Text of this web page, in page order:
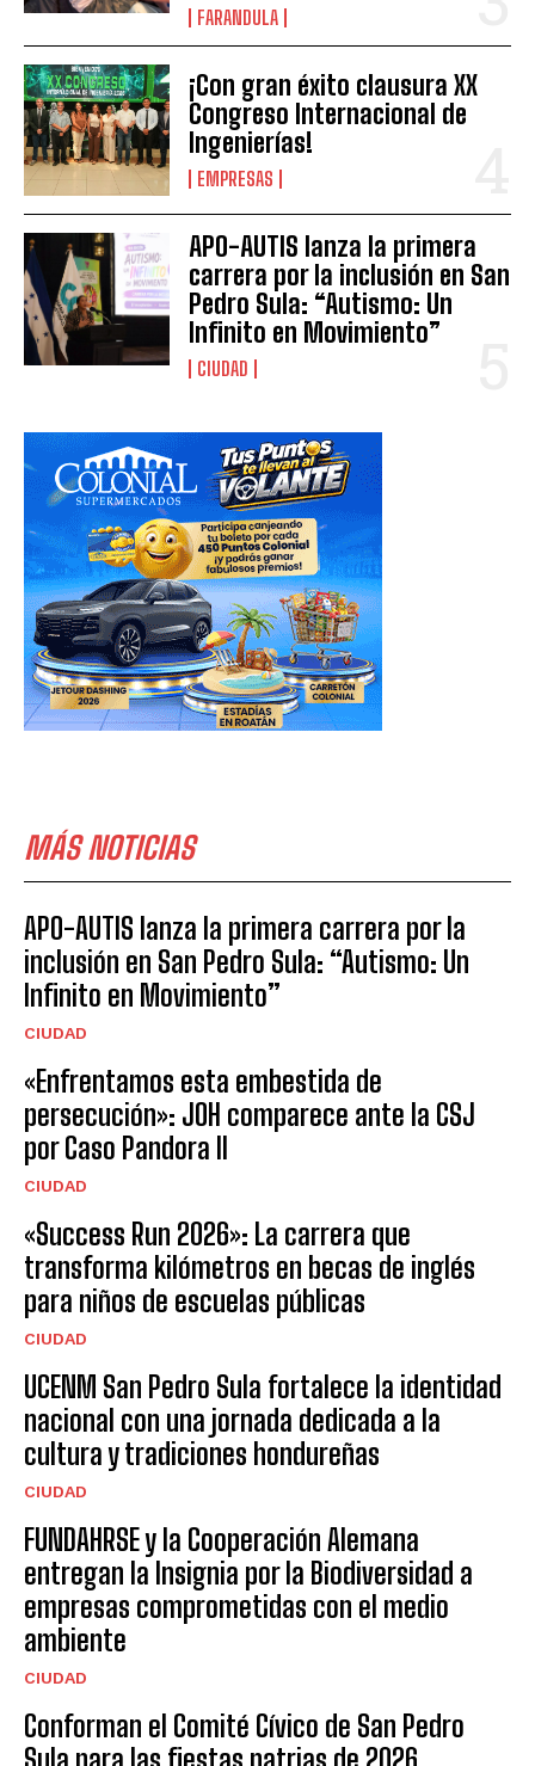
FARANDULA
¡Con gran éxito clausura XX
Congreso Internacional de
Ingenierías!
EMPRESAS
APO-AUTIS lanza la primera
carrera por la inclusión en San
Pedro Sula: “Autismo: Un
Infinito en Movimiento”
CIUDAD
MÁS NOTICIAS
APO-AUTIS lanza la primera carrera por la
inclusión en San Pedro Sula: “Autismo: Un
Infinito en Movimiento”
CIUDAD
«Enfrentamos esta embestida de
persecución»: JOH comparece ante la CSJ
por Caso Pandora II
CIUDAD
«Success Run 2026»: La carrera que
transforma kilómetros en becas de inglés
para niños de escuelas públicas
CIUDAD
UCENM San Pedro Sula fortalece la identidad
nacional con una jornada dedicada a la
cultura y tradiciones hondureñas
CIUDAD
FUNDAHRSE y la Cooperación Alemana
entregan la Insignia por la Biodiversidad a
empresas comprometidas con el medio
ambiente
CIUDAD
Conforman el Comité Cívico de San Pedro